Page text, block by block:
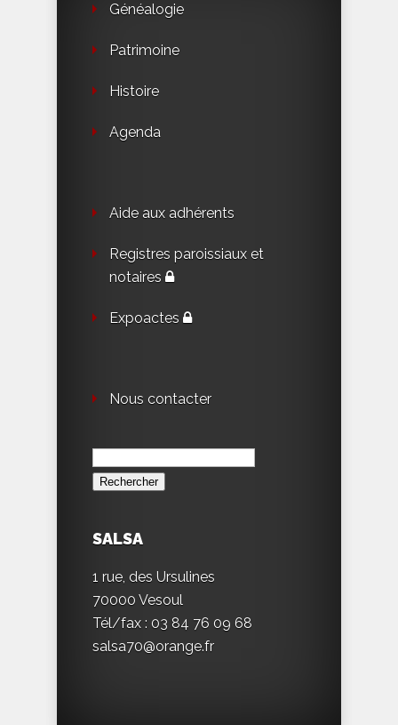
Généalogie
Patrimoine
Histoire
Agenda
Aide aux adhérents
Registres paroissiaux et
notaires
Expoactes
Nous contacter
Rechercher :
SALSA
1 rue, des Ursulines
70000 Vesoul
Tél/fax : 03 84 76 09 68
salsa70@orange.fr